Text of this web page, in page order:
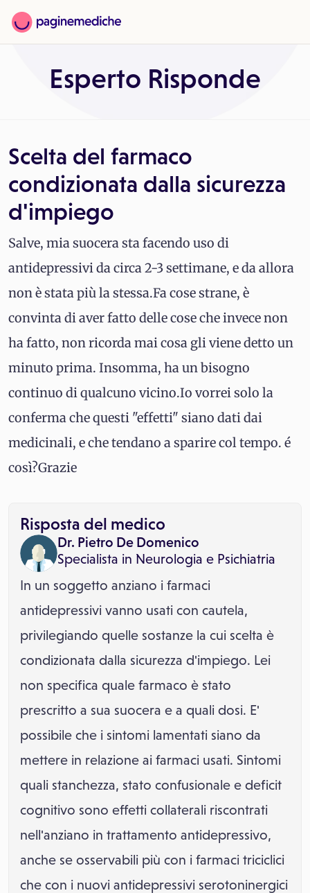
Esperto Risponde
Scelta del farmaco
condizionata dalla sicurezza
d'impiego
Salve, mia suocera sta facendo uso di
antidepressivi da circa 2-3 settimane, e da allora
non è stata più la stessa.Fa cose strane, è
convinta di aver fatto delle cose che invece non
ha fatto, non ricorda mai cosa gli viene detto un
minuto prima. Insomma, ha un bisogno
continuo di qualcuno vicino.Io vorrei solo la
conferma che questi "effetti" siano dati dai
medicinali, e che tendano a sparire col tempo. é
così?Grazie
Risposta del medico
Dr. Pietro De Domenico
Specialista in Neurologia e Psichiatria
In un soggetto anziano i farmaci
antidepressivi vanno usati con cautela,
privilegiando quelle sostanze la cui scelta è
condizionata dalla sicurezza d'impiego. Lei
non specifica quale farmaco è stato
prescritto a sua suocera e a quali dosi. E'
possibile che i sintomi lamentati siano da
mettere in relazione ai farmaci usati. Sintomi
quali stanchezza, stato confusionale e deficit
cognitivo sono effetti collaterali riscontrati
nell'anziano in trattamento antidepressivo,
anche se osservabili più con i farmaci triciclici
che con i nuovi antidepressivi serotoninergici